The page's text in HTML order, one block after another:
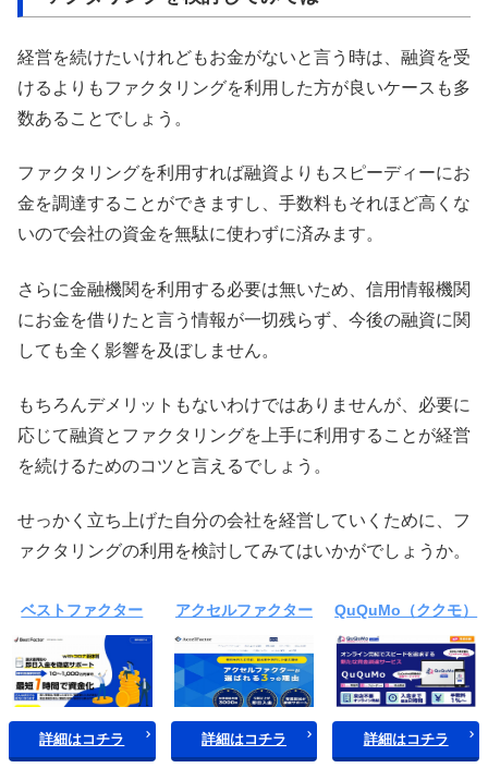
経営を続けたいけれどもお金がないと言う時は、融資を受
けるよりもファクタリングを利用した方が良いケースも多
数あることでしょう。
ファクタリングを利用すれば融資よりもスピーディーにお
金を調達することができますし、手数料もそれほど高くな
いので会社の資金を無駄に使わずに済みます。
さらに金融機関を利用する必要は無いため、信用情報機関
にお金を借りたと言う情報が一切残らず、今後の融資に関
しても全く影響を及ぼしません。
もちろんデメリットもないわけではありませんが、必要に
応じて融資とファクタリングを上手に利用することが経営
を続けるためのコツと言えるでしょう。
せっかく立ち上げた自分の会社を経営していくために、フ
ァクタリングの利用を検討してみてはいかがでしょうか。
ベストファクター
詳細はコチラ
アクセルファクター
詳細はコチラ
QuQuMo（ククモ）
詳細はコチラ